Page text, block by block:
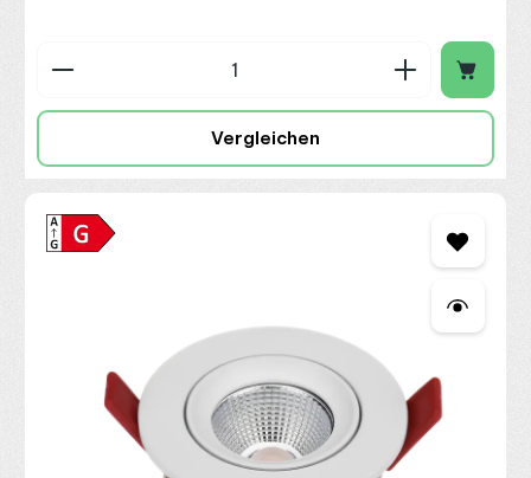
Produkt Anzahl: Gib den gewünschten Wert
Vergleichen